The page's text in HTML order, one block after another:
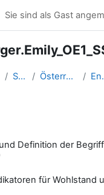
Sie sind als Gast
Studentische Lernkurse Österreich 1 - Postregionale Geographien - SS 2024
Definition der
für Wohlstand